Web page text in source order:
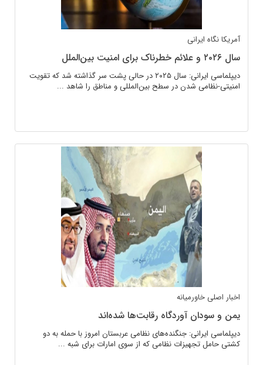
آمریکانگاه ایرانی
سال ۲۰۲۶ و علائم خطرناک برای امنیت بین‌الملل
دیپلماسی ایرانی: سال ۲۰۲۵ در حالی پشت سر گذاشته شد که تقویت
امنیتی-نظامی شدن در سطح بین‌المللی و مناطق را شاهد ...
اخبار اصلی خاورمیانه
یمن و سودان آوردگاه رقابت‌ها شده‌اند
دیپلماسی ایرانی: جنگنده‌های نظامی عربستان امروز با حمله به دو
کشتی حامل تجهیزات نظامی که از سوی امارات برای شبه ...